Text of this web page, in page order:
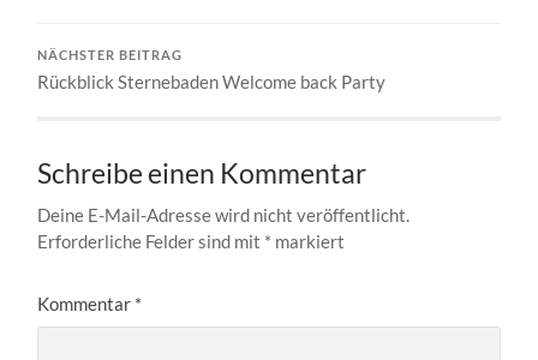
NÄCHSTER BEITRAG
Rückblick Sternebaden Welcome back Party
Schreibe einen Kommentar
Deine E-Mail-Adresse wird nicht veröffentlicht.
Erforderliche Felder sind mit * markiert
Kommentar *